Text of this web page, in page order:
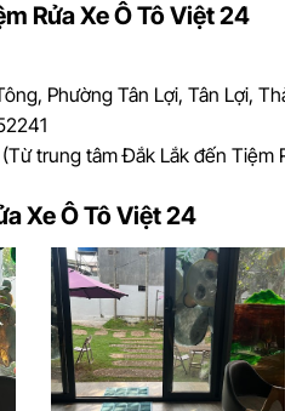
Rửa Xe Ô Tô Việt 24
Phường Tân Lợi, Tân Lợi,
trung tâm Đắk Lắk đến Tiệm
Xe Ô Tô Việt 24